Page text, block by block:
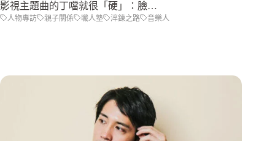
影視主題曲的丁噹就很「硬」：臉…
人物專訪 親子關係 職人塾 淬鍊之路 音樂人